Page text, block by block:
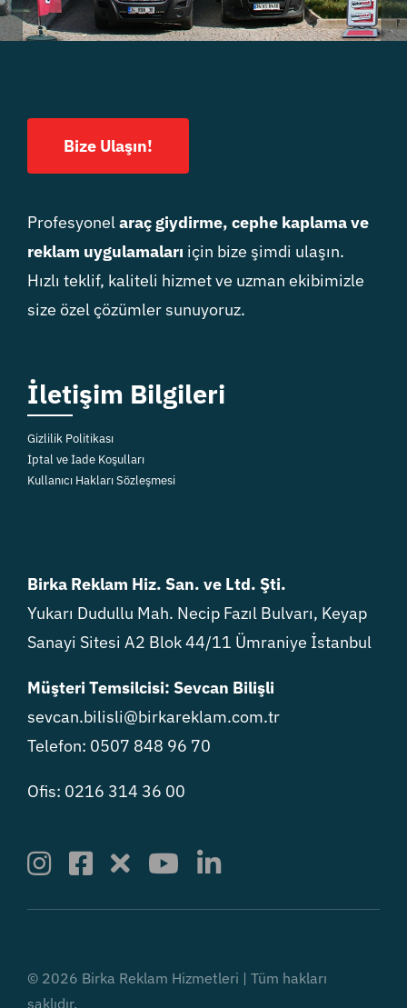
Bize Ulaşın!
Profesyonelaraç giydirme, cephe kaplama ve
reklam uygulamaları için bize şimdi ulaşın.
Hızlı teklif, kaliteli hizmet ve uzman ekibimizle
size özel çözümler sunuyoruz.
İletişim Bilgileri
Gizlilik Politikası
İptal ve İade Koşulları
Kullanıcı Hakları Sözleşmesi
Birka Reklam Hiz. San. ve Ltd. Şti.
Yukarı Dudullu Mah. Necip Fazıl Bulvarı, Keyap
Sanayi Sitesi A2 Blok 44/11 Ümraniye İstanbul
Müşteri Temsilcisi: Sevcan Bilişli
sevcan.bilisli@birkareklam.com.tr
Telefon: 0507 848 96 70
Ofis: 0216 314 36 00
© 2026 Birka Reklam Hizmetleri | Tüm hakları
saklıdır.